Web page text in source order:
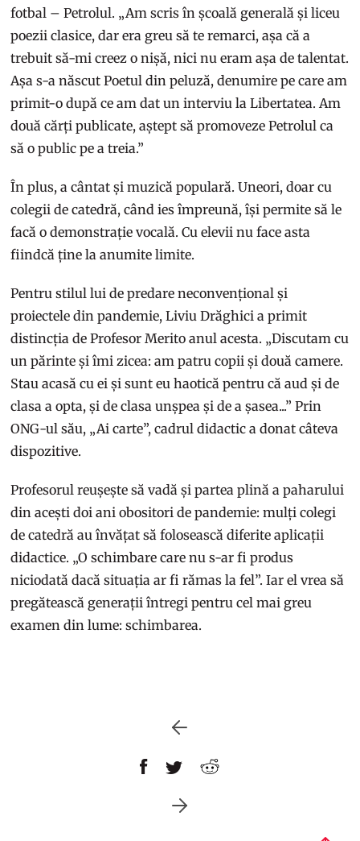
fotbal – Petrolul. „Am scris în școală generală și liceu
poezii clasice, dar era greu să te remarci, așa că a
trebuit să-mi creez o nișă, nici nu eram așa de talentat.
Așa s-a născut Poetul din peluză, denumire pe care am
primit-o după ce am dat un interviu la Libertatea. Am
două cărți publicate, aștept să promoveze Petrolul ca
să o public pe a treia.”
În plus, a cântat și muzică populară. Uneori, doar cu
colegii de catedră, când ies împreună, își permite să le
facă o demonstrație vocală. Cu elevii nu face asta
fiindcă ține la anumite limite.
Pentru stilul lui de predare neconvențional și
proiectele din pandemie, Liviu Drăghici a primit
distincția de Profesor Merito anul acesta. „Discutam cu
un părinte și îmi zicea: am patru copii și două camere.
Stau acasă cu ei și sunt eu haotică pentru că aud și de
clasa a opta, și de clasa unșpea și de a șasea...” Prin
ONG-ul său, „Ai carte”, cadrul didactic a donat câteva
dispozitive.
Profesorul reușește să vadă și partea plină a paharului
din acești doi ani obositori de pandemie: mulți colegi
de catedră au învățat să folosească diferite aplicații
didactice. „O schimbare care nu s-ar fi produs
niciodată dacă situația ar fi rămas la fel”. Iar el vrea să
pregătească generații întregi pentru cel mai greu
examen din lume: schimbarea.